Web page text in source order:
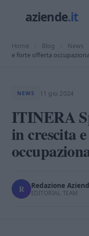
Home › Blog › News
e forte offerta
NEWS 11 giu 2024
ITINERA
in crescita
R Redazione
EDITORIAL TEAM